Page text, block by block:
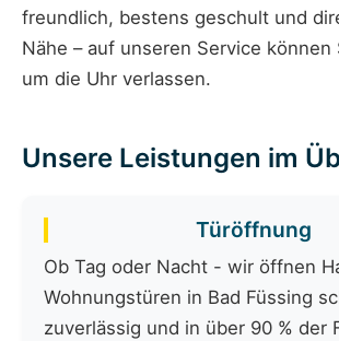
freundlich, bestens geschult und
Nähe – auf unseren Service können
um die Uhr verlassen.
Unsere Leistungen im
Türöffnung
Ob Tag oder Nacht - wir öffnen
Wohnungstüren in Bad Füssing
zuverlässig und in über 90 % der